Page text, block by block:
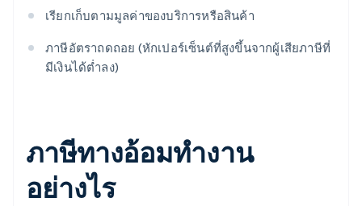
เรียกเก็บตามมูลค่าของบริการหรือสินค้า
ภาษีอัตราถดถอย (หักเปอร์เซ็นต์ที่สูงขึ้นจากผู้เสียภาษีที่
มีเงินได้ต่ำลง)
ภาษีทางอ้อมทำงาน
อย่างไร